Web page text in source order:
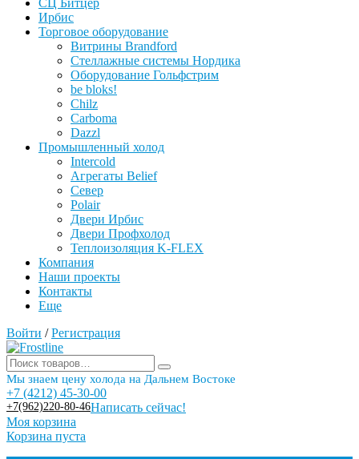
СЦ Битцер
Ирбис
Торговое оборудование
Витрины Brandford
Стеллажные системы Нордика
Оборудование Гольфстрим
be bloks!
Chilz
Carboma
Dazzl
Промышленный холод
Intercold
Агрегаты Belief
Север
Polair
Двери Ирбис
Двери Профхолод
Теплоизоляция K-FLEX
Компания
Наши проекты
Контакты
Еще
Войти / Регистрация
Мы знаем цену холода на Дальнем Востоке
+7 (4212) 45-30-00
+7(962)220-80-46Написать сейчас!
Моя корзина
Корзина пуста